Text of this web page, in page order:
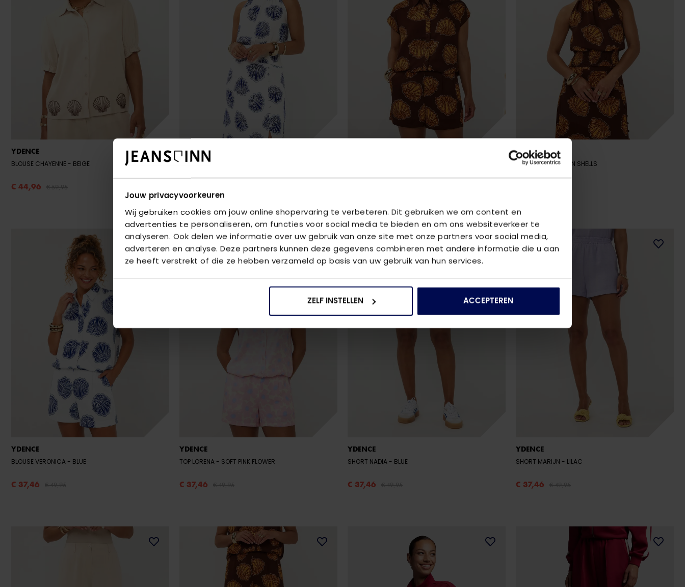
Jouw privacyvoorkeuren
Wij gebruiken cookies om jouw online shopervaring te verbeteren. Dit gebruiken we om content en
advertenties te personaliseren, om functies voor social media te bieden en om ons websiteverkeer te
analyseren. Ook delen we informatie over uw gebruik van onze site met onze partners voor social media,
adverteren en analyse. Deze partners kunnen deze gegevens combineren met andere informatie die u aan
ze heeft verstrekt of die ze hebben verzameld op basis van uw gebruik van hun services.
ZELF INSTELLEN ACCEPTEREN
YDENCE
BLOUSE CHAYENNE - BEIGE
€ 44,96
YDENCE
TOP JAMIE
YDENCE
TOP JAMIE - BROWN SHELLS
YDENCE
BLOUSE VERONICA - BLUE
€ 37,46
YDENCE
TOP LORENA - SOFT PINK FLOWER
€ 37,46
YDENCE
SHORT NADIA - BLUE
€ 37,46
YDENCE
SHORT MARIJN - LILAC
€ 37,46